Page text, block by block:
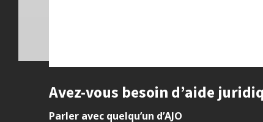
Site footer
Avez-vous besoin d’aide
Parler avec quelqu’un d’AJO